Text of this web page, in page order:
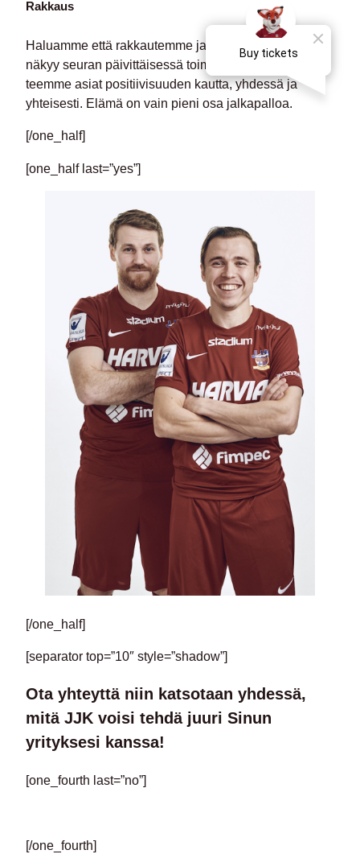
Rakkaus
Haluamme että rakkautemme jalkapalloon ja JJK:hon
näkyy seuran päivittäisessä toiminnassa. Näemme ja
teemme asiat positiivisuuden kautta, yhdessä ja
yhteisesti. Elämä on vain pieni osa jalkapalloa.
[/one_half]
[one_half last=”yes”]
[/one_half]
[separator top=”10″ style=”shadow”]
Ota yhteyttä niin katsotaan yhdessä,
mitä JJK voisi tehdä juuri Sinun
yrityksesi kanssa!
[one_fourth last=”no”]
[/one_fourth]